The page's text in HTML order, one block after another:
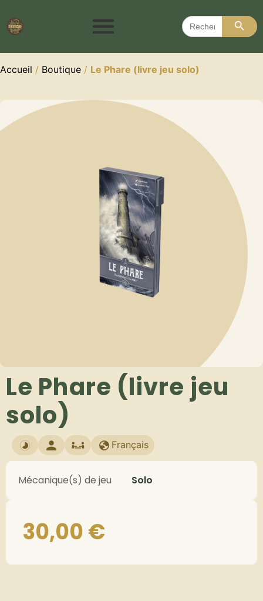
Search
for:
Search
Accueil / Boutique / Le Phare (livre jeu solo)
Le Phare (livre jeu
solo)
Français
Mécanique(s) de jeu Solo
30,00€